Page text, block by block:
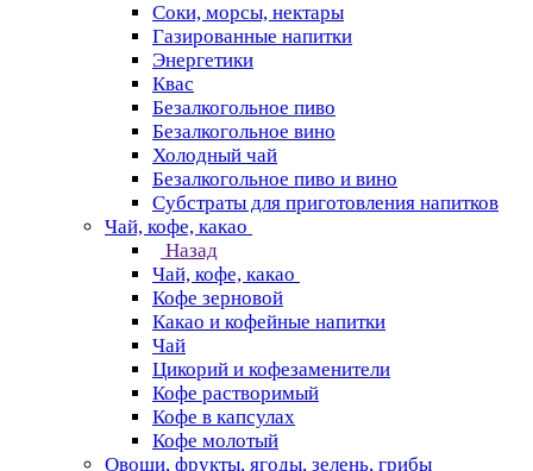
Соки, морсы, нектары
Газированные напитки
Энергетики
Квас
Безалкогольное пиво
Безалкогольное вино
Холодный чай
Безалкогольное пиво и вино
Субстраты для приготовления напитков
Чай, кофе, какао
Назад
Чай, кофе, какао
Кофе зерновой
Какао и кофейные напитки
Чай
Цикорий и кофезаменители
Кофе растворимый
Кофе в капсулах
Кофе молотый
Овощи, фрукты, ягоды, зелень, грибы